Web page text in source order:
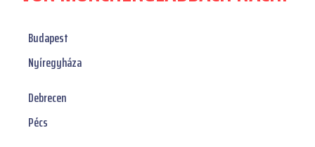
Budapest
Nyíregyháza
Debrecen
Pécs